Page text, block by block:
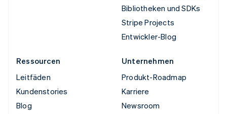
Bibliotheken und SDKs
Stripe Projects
Entwickler-Blog
Ressourcen
Leitfäden
Kundenstories
Blog
Unternehmen
Produkt-Roadmap
Karriere
Newsroom